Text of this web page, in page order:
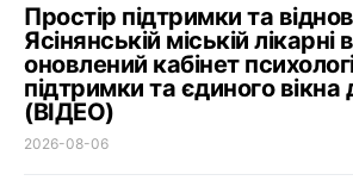
Простір підтримки та
Ясінянській міській лікарні
оновлений кабінет
підтримки та єдиного вікна
(ВІДЕО)
2026-08-06